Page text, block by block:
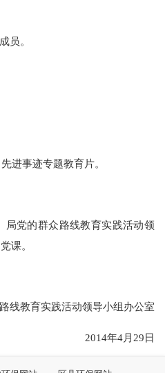
员。
进事迹专题教育片。
党的群众路线教育实践活动领
课。
线教育实践活动领导小组办公室
2014年4月29日